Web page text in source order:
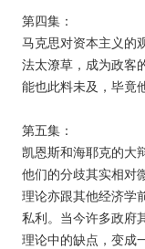
第四集：
马克思对资本主义的
法太潦草，成为政客
能也此料未及，毕竟
第五集：
凯恩斯和海耶克的大
他们的分歧其实相对
理论亦跟其他经济学
私利。当今许多政府
理论中的缺点，变成